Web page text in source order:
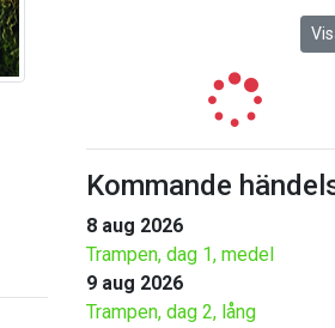
Kommande
8 aug 2026
Trampen, dag 1, medel
9 aug 2026
Trampen, dag 2, lång